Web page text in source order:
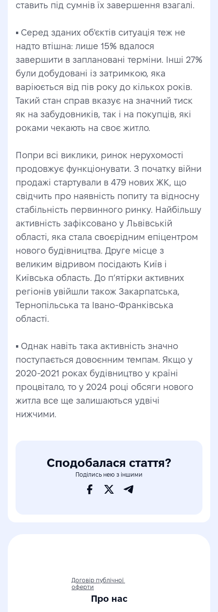
ставить під сумнів їх завершення взагалі.
▪️ Серед зданих об'єктів ситуація теж не
надто втішна: лише 15% вдалося
завершити в заплановані терміни. Інші 27%
були добудовані із затримкою, яка
варіюється від пів року до кількох років.
Такий стан справ вказує на значний тиск
як на забудовників, так і на покупців, які
роками чекають на своє житло.
Попри всі виклики, ринок нерухомості
продовжує функціонувати. З початку війни
продажі стартували в 479 нових ЖК, що
свідчить про наявність попиту та відносну
стабільність первинного ринку. Найбільшу
активність зафіксовано у Львівській
області, яка стала своєрідним епіцентром
нового будівництва. Друге місце з
великим відривом посідають Київ і
Київська область. До п’ятірки активних
регіонів увійшли також Закарпатська,
Тернопільська та Івано-Франківська
області.
▪️ Однак навіть така активність значно
поступається довоєнним темпам. Якщо у
2020-2021 роках будівництво у країні
процвітало, то у 2024 році обсяги нового
житла все ще залишаються удвічі
нижчими.
Сподобалася стаття?
Поділись нею з іншими
Договір публічної
оферти
Про нас